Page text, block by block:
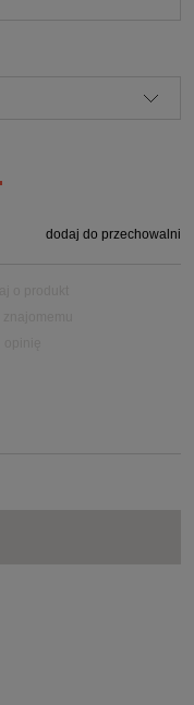
dodaj do przechowalni